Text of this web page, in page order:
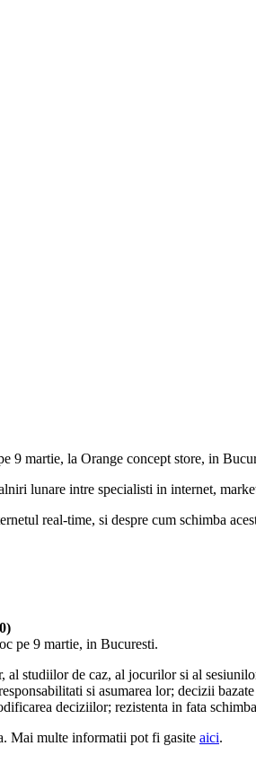
9 martie, la Orange concept store, in
lunare intre specialisti in internet,
real-time, si despre cum schimba
pe 9 martie, in Bucuresti.
studiilor de caz, al jocurilor si al
si asumarea lor; decizii
deciziilor; rezistenta in fata
Mai multe informatii pot fi gasite aici.